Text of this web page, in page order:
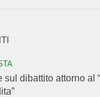
sul dibattito attorno al